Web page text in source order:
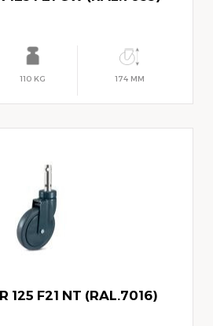
110 KG 174 MM
125 F21 NT (RAL.7016)